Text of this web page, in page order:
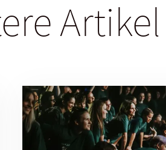
Artikel